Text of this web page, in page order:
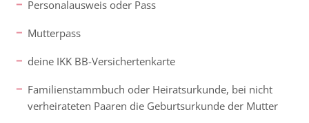
Personalausweis oder Pass
Mutterpass
deine IKK BB-Versichertenkarte
Familienstammbuch oder Heiratsurkunde, bei nicht
verheirateten Paaren die Geburtsurkunde der Mutter